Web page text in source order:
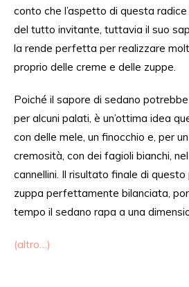
conto che l’aspetto di questa
del tutto invitante, tuttavia il suo
la rende perfetta per realizzare
proprio delle creme e delle zuppe.
Poiché il sapore di sedano potrebbe
per alcuni palati, è un’ottima idea
con delle mele, un finocchio e, per
cremosità, con dei fagioli bianchi,
cannellini . Il risultato finale di
zuppa perfettamente bilanciata,
tempo il sedano rapa a una
(altro…)